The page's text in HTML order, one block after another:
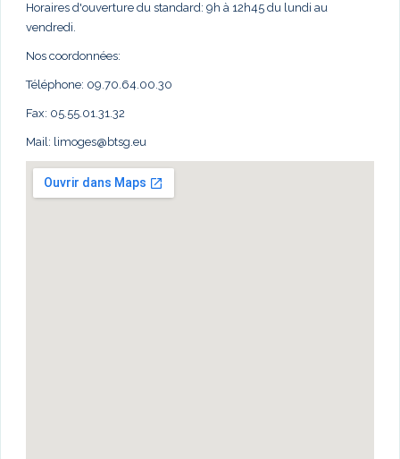
Horaires d'ouverture du standard: 9h à 12h45 du lundi au
vendredi.
Nos coordonnées:
Téléphone: 09.70.64.00.30
Fax: 05.55.01.31.32
Mail: limoges@btsg.eu